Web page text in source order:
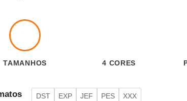
DST EXP JEF PES XXX